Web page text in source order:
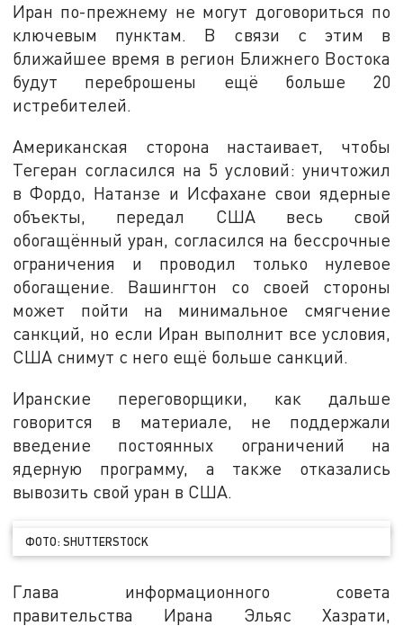
Иран по-прежнему не могут договориться по
ключевым пунктам. В связи с этим в
ближайшее время в регион Ближнего Востока
будут переброшены ещё больше 20
истребителей.
Американская сторона настаивает, чтобы
Тегеран согласился на 5 условий: уничтожил
в Фордо, Натанзе и Исфахане свои ядерные
объекты, передал США весь свой
обогащённый уран, согласился на бессрочные
ограничения и проводил только нулевое
обогащение. Вашингтон со своей стороны
может пойти на минимальное смягчение
санкций, но если Иран выполнит все условия,
США снимут с него ещё больше санкций.
Иранские переговорщики, как дальше
говорится в материале, не поддержали
введение постоянных ограничений на
ядерную программу, а также отказались
вывозить свой уран в США.
ФОТО: SHUTTERSTOCK
Глава информационного совета
правительства Ирана Эльяс Хазрати,